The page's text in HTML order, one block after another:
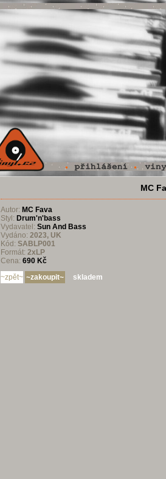
MC
Autor: MC Fava
Styl: Drum'n'bass
Vydavatel: Sun And Bass
Vydáno: 2023, UK
Kód: SABLP001
Formát: 2xLP
Cena: 690 Kč
skladem